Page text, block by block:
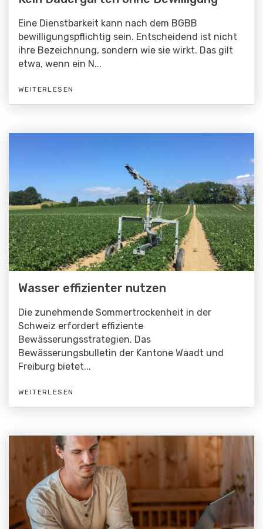
Eine Dienstbarkeit kann nach dem BGBB
bewilligungspflichtig sein. Entscheidend ist nicht
ihre Bezeichnung, sondern wie sie wirkt. Das gilt
etwa, wenn ein N...
WEITERLESEN
Wasser effizienter nutzen
Die zunehmende Sommertrockenheit in der
Schweiz erfordert effiziente
Bewässerungsstrategien. Das
Bewässerungsbulletin der Kantone Waadt und
Freiburg bietet...
WEITERLESEN